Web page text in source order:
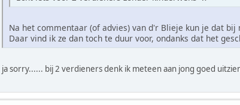
Na het commentaar (of advies) van d'r Blieje kun je dat bij
Daar vind ik ze dan toch te duur voor, ondanks dat het
ja sorry...... bij 2 verdieners denk ik meteen aan jong goed